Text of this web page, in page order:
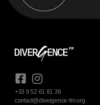
+33 9 52 61 81 36
contact@divergence-fm.org